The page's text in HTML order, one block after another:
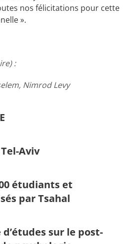
nos félicitations pour cette
».
:
Nimrod Levy
Aviv
étudiants et
par Tsahal
sur le post-